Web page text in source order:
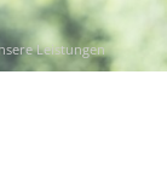
Leistungen